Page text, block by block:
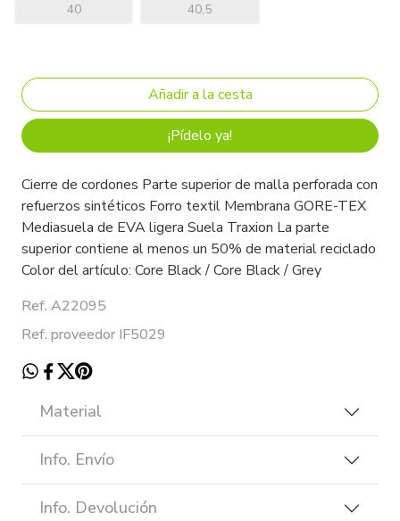
40 40,5
¡Pídelo ya!
Cierre de cordones Parte superior de malla perforada con
refuerzos sintéticos Forro textil Membrana GORE-TEX
Mediasuela de EVA ligera Suela Traxion La parte
superior contiene al menos un 50% de material reciclado
Color del artículo: Core Black / Core Black / Grey
Ref. A22095
Ref. proveedor IF5029
Material
Info. Envío
Info. Devolución